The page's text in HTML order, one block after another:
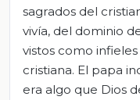
sagrados del
vivía, del dominio
vistos como
cristiana. El papa
era algo que Dios